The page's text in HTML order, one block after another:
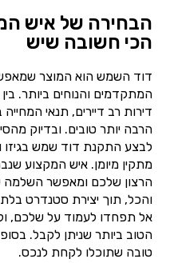
הבחירה של איש
הכי חשובה שיש
דוד השמש הוא המוצר
המתקדמים והנוחים ביותר.
דירות רב דיירים, תנאי
הרבה יותר טובים. ובדיוק
לבצע התקנת דוד שמש בגיזו
מתקין מיומן. איש המקצוע
הרצון שלכם ומאפשר השלמה
והכל, תוך יצירת סטנדרט
אל תפחדו לעמוד על שלכם,
הטוב ביותר שניתן לקבל.
טובה שתוכלו לקחת לנכס.